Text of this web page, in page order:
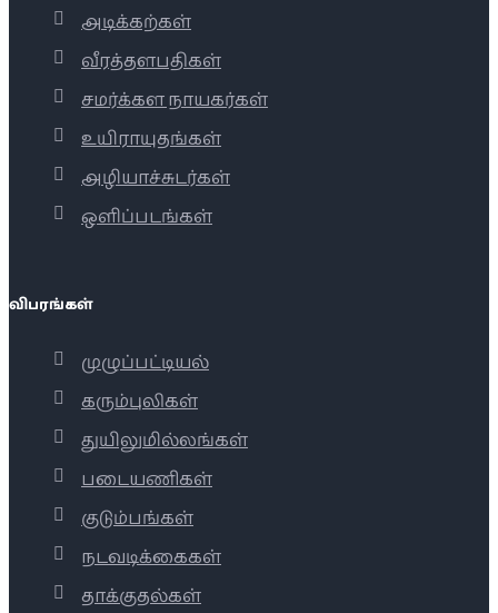
அடிக்கற்கள்
வீரத்தளபதிகள்
சமர்க்கள நாயகர்கள்
உயிராயுதங்கள்
அழியாச்சுடர்கள்
ஒளிப்படங்கள்
விபரங்கள்
முழுப்பட்டியல்
கரும்புலிகள்
துயிலுமில்லங்கள்
படையணிகள்
குடும்பங்கள்
நடவடிக்கைகள்
தாக்குதல்கள்